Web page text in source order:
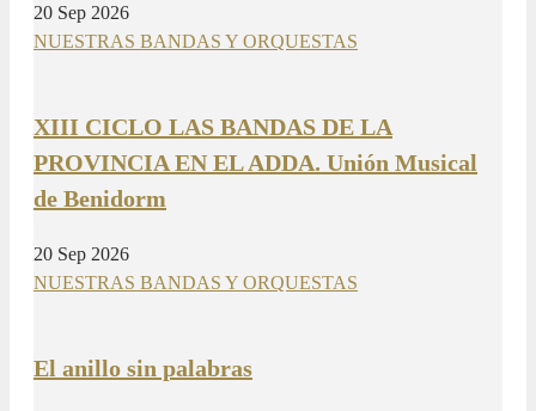
20 Sep 2026
NUESTRAS BANDAS Y ORQUESTAS
XIII CICLO LAS BANDAS DE LA
PROVINCIA EN EL ADDA. Unión Musical
de Benidorm
20 Sep 2026
NUESTRAS BANDAS Y ORQUESTAS
El anillo sin palabras